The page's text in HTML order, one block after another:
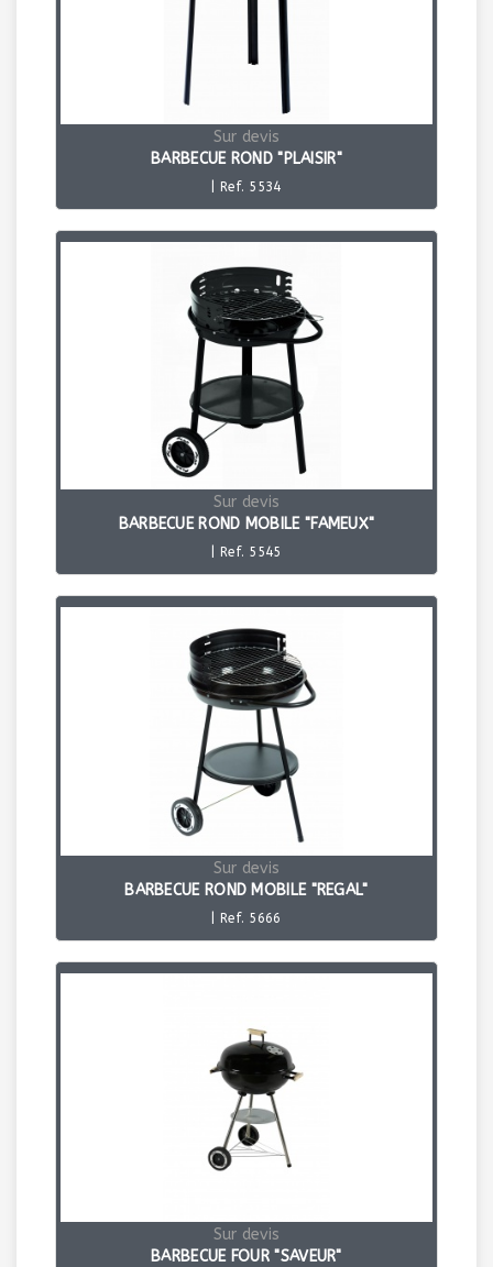
Sur devis
BARBECUE ROND "PLAISIR"
| Ref. 5534
Sur devis
BARBECUE ROND MOBILE "FAMEUX"
| Ref. 5545
Sur devis
BARBECUE ROND MOBILE "REGAL"
| Ref. 5666
Sur devis
BARBECUE FOUR "SAVEUR"